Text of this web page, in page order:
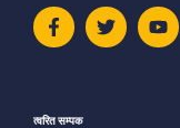
त्वरित सम्पक